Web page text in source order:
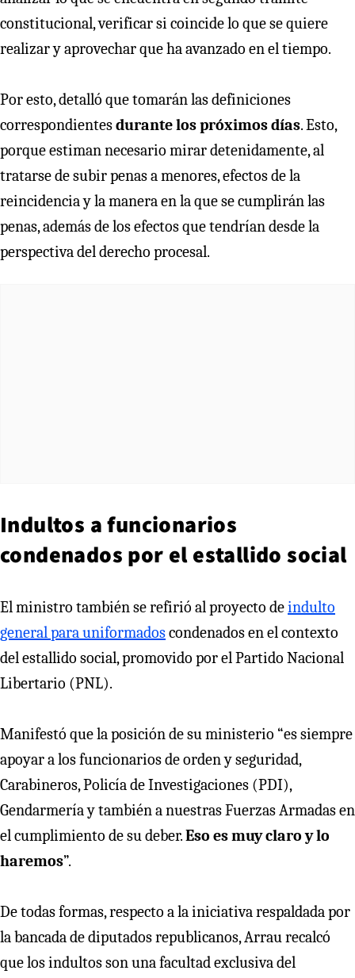
constitucional, verificar si coincide lo que se quiere
realizar y aprovechar que ha avanzado en el tiempo.
Por esto, detalló que tomarán las definiciones
correspondientesdurante los próximos días. Esto,
porque estiman necesario mirar detenidamente, al
tratarse de subir penas a menores, efectos de la
reincidencia y la manera en la que se cumplirán las
penas, además de los efectos que tendrían desde la
perspectiva del derecho procesal.
Indultos a funcionarios
condenados por el estallido social
El ministro también se refirió al proyecto deindulto
general para uniformadoscondenados en el contexto
del estallido social, promovido por el Partido Nacional
Libertario (PNL).
Manifestó que la posición de su ministerio “es siempre
apoyar a los funcionarios de orden y seguridad,
Carabineros, Policía de Investigaciones (PDI),
Gendarmería y también a nuestras Fuerzas Armadas en
el cumplimiento de su deber.Eso es muy claro y lo
haremos”.
De todas formas, respecto a la iniciativa respaldada por
la bancada de diputados republicanos, Arrau recalcó
que los indultos son una facultad exclusiva del